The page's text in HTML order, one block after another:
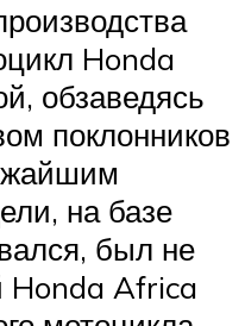
Honda
обзаведясь
поклонников
на базе
был не
Honda Africa